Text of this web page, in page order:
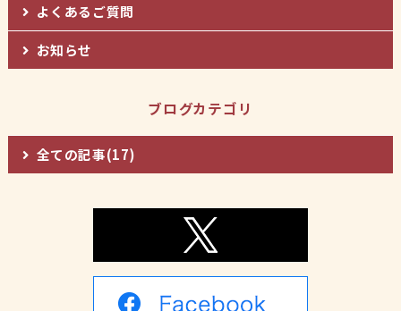
よくあるご質問
お知らせ
ブログカテゴリ
全ての記事(17)